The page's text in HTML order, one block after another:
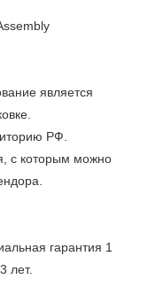
является
РФ.
с которым можно
гарантия 1
лет.